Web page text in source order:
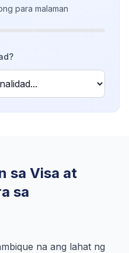
para malaman
sa Visa at
sa
na ang lahat ng